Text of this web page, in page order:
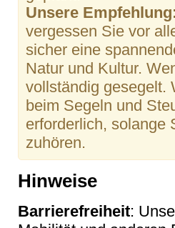
Unsere
vergessen Sie vor
sicher eine
Natur und Kultur.
vollständig gesegelt.
beim Segeln und
erforderlich, solange
zuhören.
Hinweise
Barrierefreiheit: